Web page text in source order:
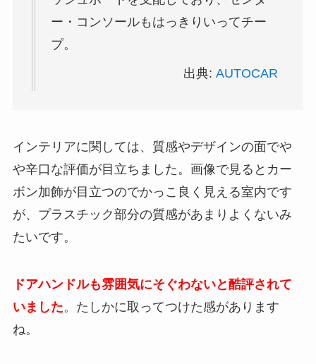
ー・コンソールもはっきりいってチー
プ。
出典:AUTOCAR
インテリアに関しては、質感やデザインの面でや
や辛口な評価が目立ちました。画像で見るとカー
ボン加飾が目立つのでかっこ良く見える室内です
が、プラスチック部分の質感があまりよくないみ
たいです。
ドアハンドルも雰囲気にそぐわないと酷評されて
いました。たしかに取ってつけた感があります
ね。